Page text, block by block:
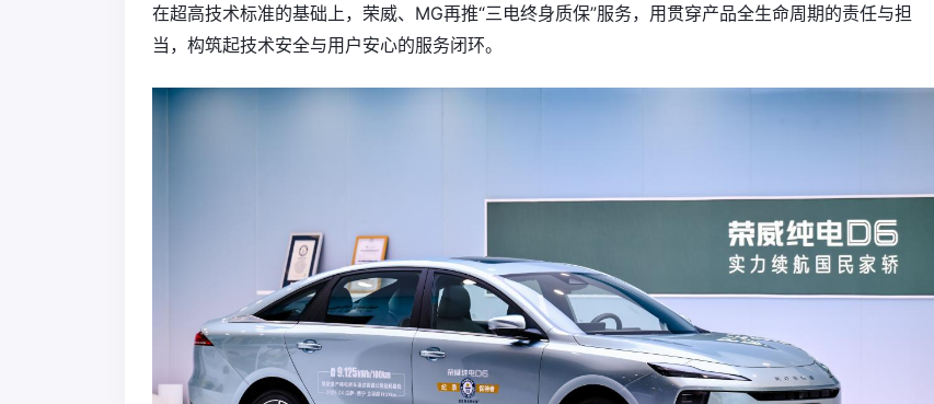
在超高技术标准的基础上，荣威、MG再推“三电终身质保”服务，用贯穿产品全生命周期的责任与担
当，构筑起技术安全与用户安心的服务闭环。